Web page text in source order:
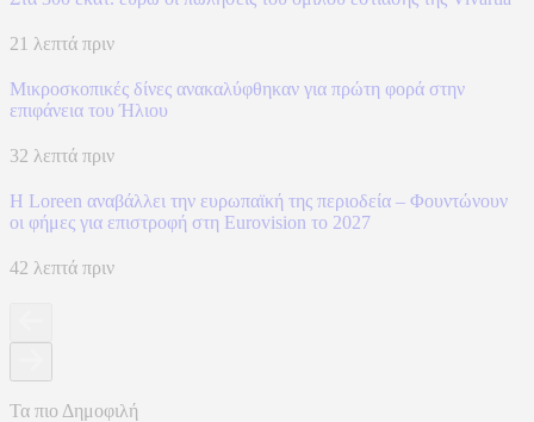
21 λεπτά πριν
Μικροσκοπικές δίνες ανακαλύφθηκαν για πρώτη φορά στην
επιφάνεια του Ήλιου
32 λεπτά πριν
Η Loreen αναβάλλει την ευρωπαϊκή της περιοδεία – Φουντώνουν
οι φήμες για επιστροφή στη Eurovision το 2027
42 λεπτά πριν
Τα πιο Δημοφιλή